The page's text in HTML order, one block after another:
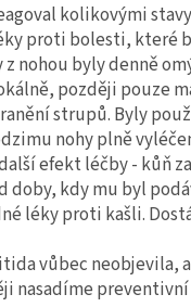
kolikovými
proti bolesti, které
z nohou byly denně
později pouze
strupů. Byly
nohy plně
efekt léčby - kůň
doby, kdy mu byl
léky proti kašli.
vůbec neobjevila,
nasadíme preventivní